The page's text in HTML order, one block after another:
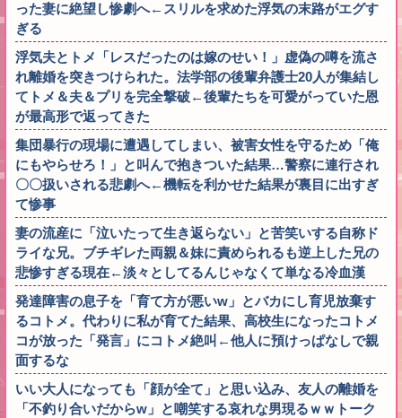
った妻に絶望し惨劇へ←スリルを求めた浮気の末路がエグす
ぎる
浮気夫とトメ「レスだったのは嫁のせい！」虚偽の噂を流さ
れ離婚を突きつけられた。法学部の後輩弁護士20人が集結し
てトメ＆夫＆プリを完全撃破←後輩たちを可愛がっていた恩
が最高形で返ってきた
集団暴行の現場に遭遇してしまい、被害女性を守るため「俺
にもやらせろ！」と叫んで抱きついた結果…警察に連行され
〇〇扱いされる悲劇へ←機転を利かせた結果が裏目に出すぎ
て惨事
妻の流産に「泣いたって生き返らない」と苦笑いする自称ド
ライな兄。ブチギレた両親＆妹に責められるも逆上した兄の
悲惨すぎる現在←淡々としてるんじゃなくて単なる冷血漢
発達障害の息子を「育て方が悪いw」とバカにし育児放棄す
るコトメ。代わりに私が育てた結果、高校生になったコトメ
コが放った「発言」にコトメ絶叫←他人に預けっぱなしで親
面するな
いい大人になっても「顔が全て」と思い込み、友人の離婚を
「不釣り合いだからw」と嘲笑する哀れな男現るｗｗトーク